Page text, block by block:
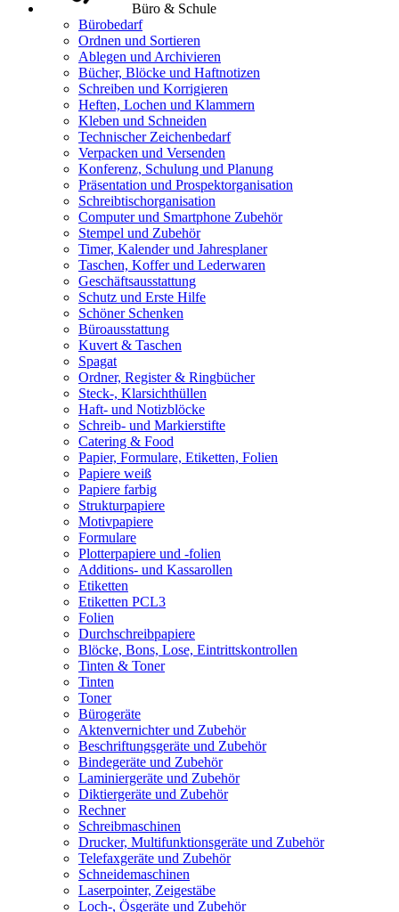
Büro & Schule
Bürobedarf
Ordnen und Sortieren
Ablegen und Archivieren
Bücher, Blöcke und Haftnotizen
Schreiben und Korrigieren
Heften, Lochen und Klammern
Kleben und Schneiden
Technischer Zeichenbedarf
Verpacken und Versenden
Konferenz, Schulung und Planung
Präsentation und Prospektorganisation
Schreibtischorganisation
Computer und Smartphone Zubehör
Stempel und Zubehör
Timer, Kalender und Jahresplaner
Taschen, Koffer und Lederwaren
Geschäftsausstattung
Schutz und Erste Hilfe
Schöner Schenken
Büroausstattung
Kuvert & Taschen
Spagat
Ordner, Register & Ringbücher
Steck-, Klarsichthüllen
Haft- und Notizblöcke
Schreib- und Markierstifte
Catering & Food
Papier, Formulare, Etiketten, Folien
Papiere weiß
Papiere farbig
Strukturpapiere
Motivpapiere
Formulare
Plotterpapiere und -folien
Additions- und Kassarollen
Etiketten
Etiketten PCL3
Folien
Durchschreibpapiere
Blöcke, Bons, Lose, Eintrittskontrollen
Tinten & Toner
Tinten
Toner
Bürogeräte
Aktenvernichter und Zubehör
Beschriftungsgeräte und Zubehör
Bindegeräte und Zubehör
Laminiergeräte und Zubehör
Diktiergeräte und Zubehör
Rechner
Schreibmaschinen
Drucker, Multifunktionsgeräte und Zubehör
Telefaxgeräte und Zubehör
Schneidemaschinen
Laserpointer, Zeigestäbe
Loch-, Ösgeräte und Zubehör